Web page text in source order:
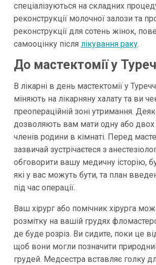
спеціалізуються на складних
реконструкції молочної залози та
реконструкції для сотень жінок,
самооцінку після лікування раку.
До мастектомії у
В лікарні в день мастектомії у
міняють на лікарняну халату та ви
преопераційній зоні утримання.
дозволяють вам мати одну або двох
членів родини в кімнаті. Перед
зазвичай зустрічаєтеся з
обговорити вашу медичну історію,
які у вас можуть бути, та план
під час операції.
Ваш хірург або помічник хірурга
розмітку на вашій грудях
де буде розріз. Ви сидите, поки це
щоб вони могли позначити
грудей. Медсестра вставляє голку